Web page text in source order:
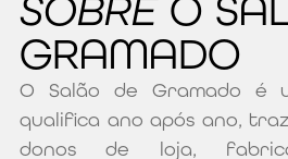
GRAMADO
O Salão de Gramado é
qualifica ano após ano,
donos de loja,